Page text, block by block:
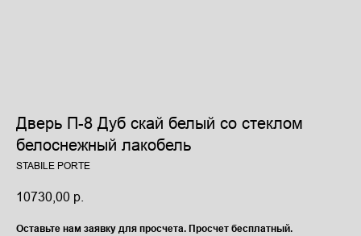
Дверь П-8 Дуб скай белый со стеклом
белоснежный лакобель
STABILE PORTE
10730,00 р.
Оставьте нам заявку для просчета. Просчет бесплатный.